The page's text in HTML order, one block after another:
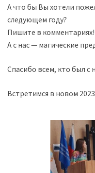
А что бы Вы хотели
следующем году?
Пишите в комментариях!
А с нас — магические
Спасибо всем, кто был с
Встретимся в новом